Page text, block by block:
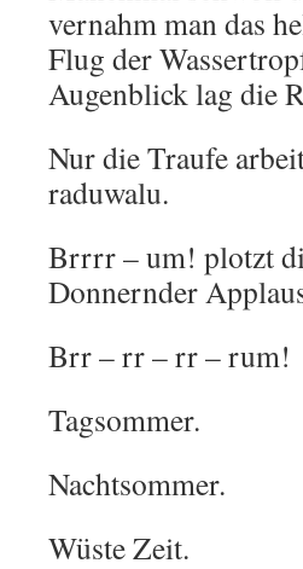
vernahm man das
Flug der
Augenblick lag die
Nur die Traufe
raduwalu.
Brrrr – um! plotzt
Donnernder
Brr – rr – rr – rum!
Tagsommer.
Nachtsommer.
Wüste Zeit.